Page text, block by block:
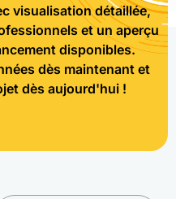
visualisation détaillée,
et un aperçu
disponibles.
dès maintenant et
dès aujourd'hui !